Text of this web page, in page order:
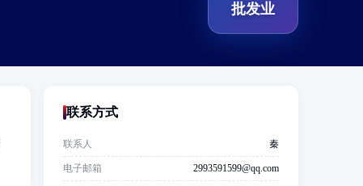
批发业
联系方式
联系人 秦
电子邮箱 2993591599@qq.com